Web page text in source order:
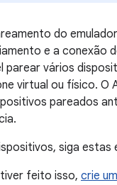
do
e a conexão
parear vários
virtual ou físico. O
pareados
siga estas
feito isso, crie